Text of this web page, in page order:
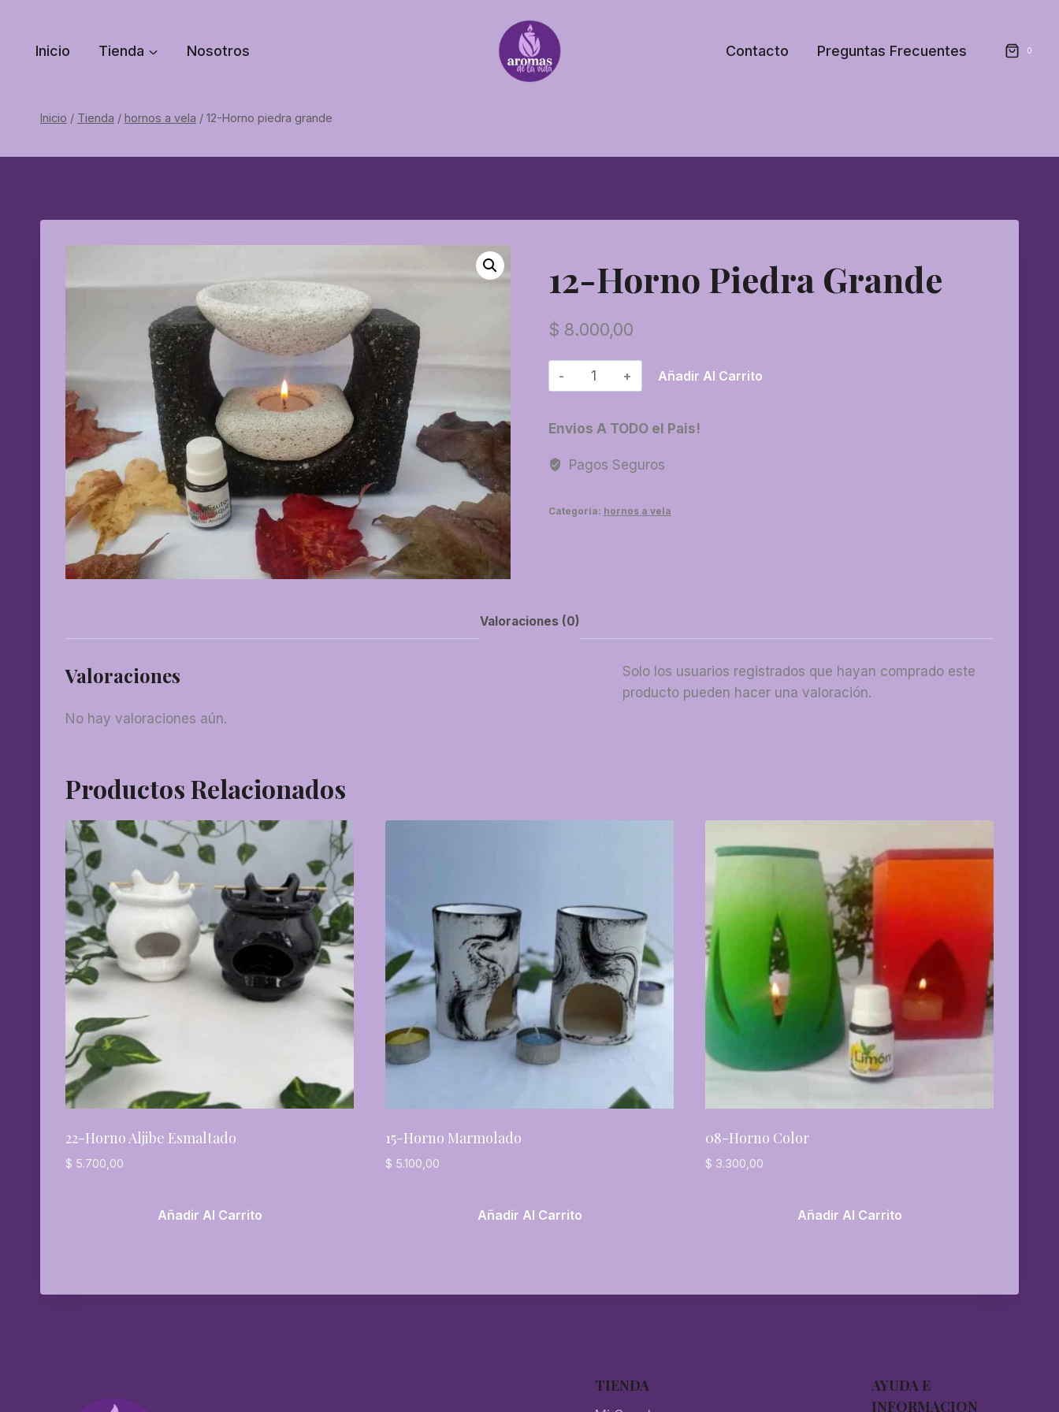
contenido
Inicio Tienda Nosotros Contacto Preguntas Frecuentes 0
Inicio / Tienda / hornos a vela / 12-Horno piedra grande
12-Horno Piedra Grande
$ 8.000,00
12-
Horno
grande
Añadir Al Carrito
Envios A TODO el Pais!
Pagos Seguros
Categoría: hornos a vela
Valoraciones (0)
Valoraciones
No hay valoraciones aún.
Solo los usuarios registrados que hayan comprado este
producto pueden hacer una valoración.
Productos Relacionados
22-Horno Aljibe Esmaltado
$ 5.700,00
Añadir Al Carrito
15-Horno Marmolado
$ 5.100,00
Añadir Al Carrito
08-Horno Color
$ 3.300,00
Añadir Al Carrito
TIENDA
AYUDA E
INFORMACION